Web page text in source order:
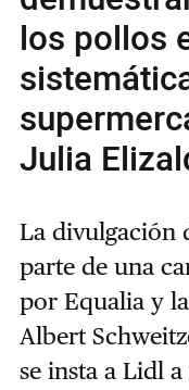
los pollos
Julia
La divulgación
parte de una
por Equalia y
Albert
se insta a Lidl